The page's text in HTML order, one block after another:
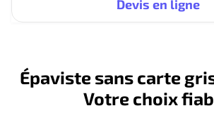
Devis en ligne
Épaviste sans carte
Votre choix